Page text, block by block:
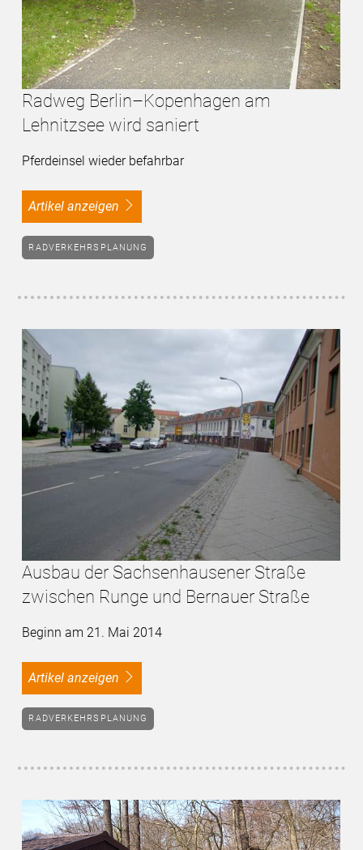
Radweg Berlin–Kopenhagen am
Lehnitzsee wird saniert
Pferdeinsel wieder befahrbar
Artikel anzeigen
RADVERKEHRSPLANUNG
Ausbau der Sachsenhausener Straße
zwischen Runge und Bernauer Straße
Beginn am 21. Mai 2014
Artikel anzeigen
RADVERKEHRSPLANUNG